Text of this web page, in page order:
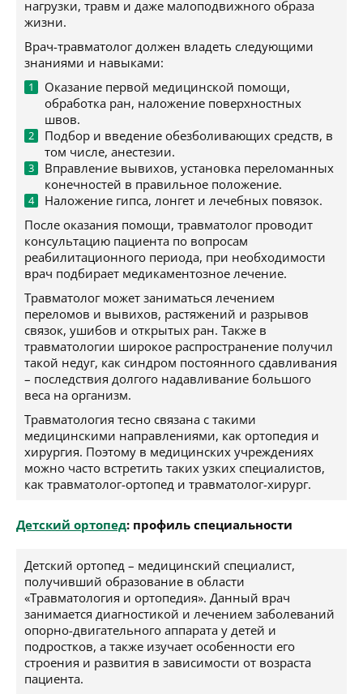
нагрузки, травм и даже малоподвижного образа
жизни.
Врач-травматолог должен владеть следующими
знаниями и навыками:
Оказание первой медицинской помощи,
обработка ран, наложение поверхностных
швов.
Подбор и введение обезболивающих средств, в
том числе, анестезии.
Вправление вывихов, установка переломанных
конечностей в правильное положение.
Наложение гипса, лонгет и лечебных повязок.
После оказания помощи, травматолог проводит
консультацию пациента по вопросам
реабилитационного периода, при необходимости
врач подбирает медикаментозное лечение.
Травматолог может заниматься лечением
переломов и вывихов, растяжений и разрывов
связок, ушибов и открытых ран. Также в
травматологии широкое распространение получил
такой недуг, как синдром постоянного сдавливания
– последствия долгого надавливание большого
веса на организм.
Травматология тесно связана с такими
медицинскими направлениями, как ортопедия и
хирургия. Поэтому в медицинских учреждениях
можно часто встретить таких узких специалистов,
как травматолог-ортопед и травматолог-хирург.
Детский ортопед: профиль специальности
Детский ортопед – медицинский специалист,
получивший образование в области
«Травматология и ортопедия». Данный врач
занимается диагностикой и лечением заболеваний
опорно-двигательного аппарата у детей и
подростков, а также изучает особенности его
строения и развития в зависимости от возраста
пациента.